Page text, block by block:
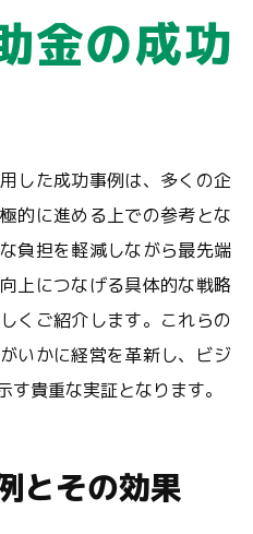
金の成功
した成功事例は、多くの企
的に進める上での参考とな
負担を軽減しながら最先端
上につなげる具体的な戦略
くご紹介します。これらの
いかに経営を革新し、ビジ
貴重な実証となります。
とその効果